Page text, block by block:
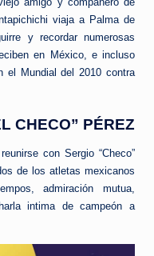
viaja a Palma de
y recordar numerosas
en México, e incluso
el Mundial del 2010 contra
CHECO” PÉREZ
con Sergio “Checo”
de los atletas mexicanos
admiración mutua,
intima de campeón a